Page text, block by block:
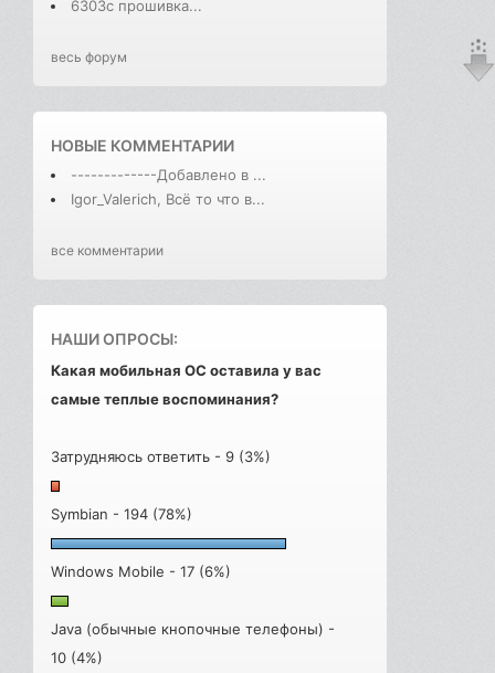
6303с прошивка...
весь форум
НОВЫЕ КОММЕНТАРИИ
-------------Добавлено в ...
Igor_Valerich, Всё то что в...
все комментарии
НАШИ ОПРОСЫ:
Какая мобильная ОС оставила у вас
самые теплые воспоминания?
Затрудняюсь ответить - 9 (3%)
Symbian - 194 (78%)
Windows Mobile - 17 (6%)
Java (обычные кнопочные телефоны) -
10 (4%)